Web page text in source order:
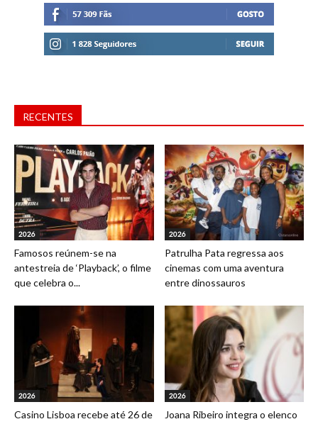
RECENTES
2026
Famosos reúnem-se na
antestreia de ‘Playback’, o filme
que celebra o...
2026
Patrulha Pata regressa aos
cinemas com uma aventura
entre dinossauros
2026
Casino Lisboa recebe até 26 de
2026
Joana Ribeiro integra o elenco